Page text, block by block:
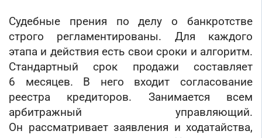
Судебные прения по делу о банкротстве
строго регламентированы. Для каждого
этапа и действия есть свои сроки и алгоритм.
Стандартный срок продажи составляет
6 месяцев. В него входит согласование
реестра кредиторов. Занимается всем
арбитражный управляющий.
Он рассматривает заявления и ходатайства,